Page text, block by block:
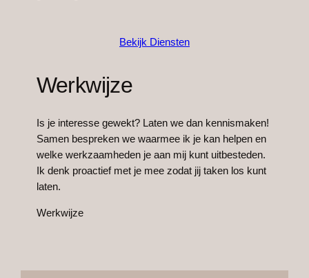
Bekijk Diensten
Werkwijze
Is je interesse gewekt? Laten we dan kennismaken!
Samen bespreken we waarmee ik je kan helpen en
welke werkzaamheden je aan mij kunt uitbesteden.
Ik denk proactief met je mee zodat jij taken los kunt
laten.
Werkwijze